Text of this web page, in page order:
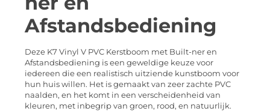
Afstandsbediening
Deze K7 Vinyl V PVC Kerstboom met Built-ner en
Afstandsbediening is een geweldige keuze voor
iedereen die een realistisch uitziende kunstboom voor
hun huis willen. Het is gemaakt van zeer zachte PVC
naalden, en het komt in een verscheidenheid van
kleuren, met inbegrip van groen, rood, en natuurlijk.